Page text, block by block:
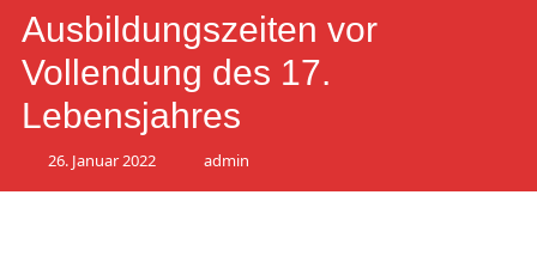
Ausbildungszeiten vor
Vollendung des 17.
Lebensjahres
26. Januar 2022 admin